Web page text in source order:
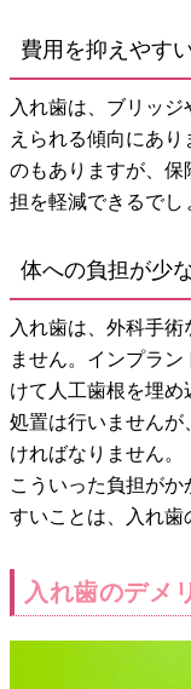
費用を抑えやす
入れ歯は、ブリッ
えられる傾向にあ
のもありますが、保
担を軽減できるでし
体への負担が少
入れ歯は、外科手
ません。インプラ
けて人工歯根を埋
処置は行いませんが
ければなりません。
こういった負担が
すいことは、入れ歯
入れ歯のデメ